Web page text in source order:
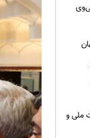
ملی و